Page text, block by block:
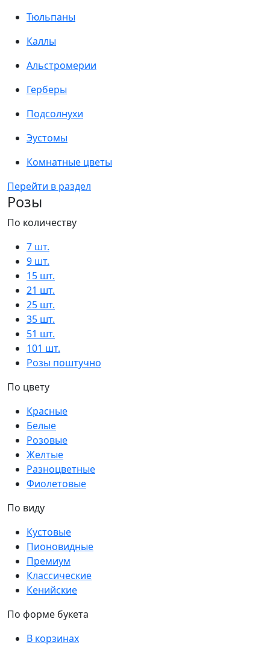
Тюльпаны
Каллы
Альстромерии
Герберы
Подсолнухи
Эустомы
Комнатные цветы
Перейти в раздел
Розы
По количеству
7 шт.
9 шт.
15 шт.
21 шт.
25 шт.
35 шт.
51 шт.
101 шт.
Розы поштучно
По цвету
Красные
Белые
Розовые
Желтые
Разноцветные
Фиолетовые
По виду
Кустовые
Пионовидные
Премиум
Классические
Кенийские
По форме букета
В корзинах